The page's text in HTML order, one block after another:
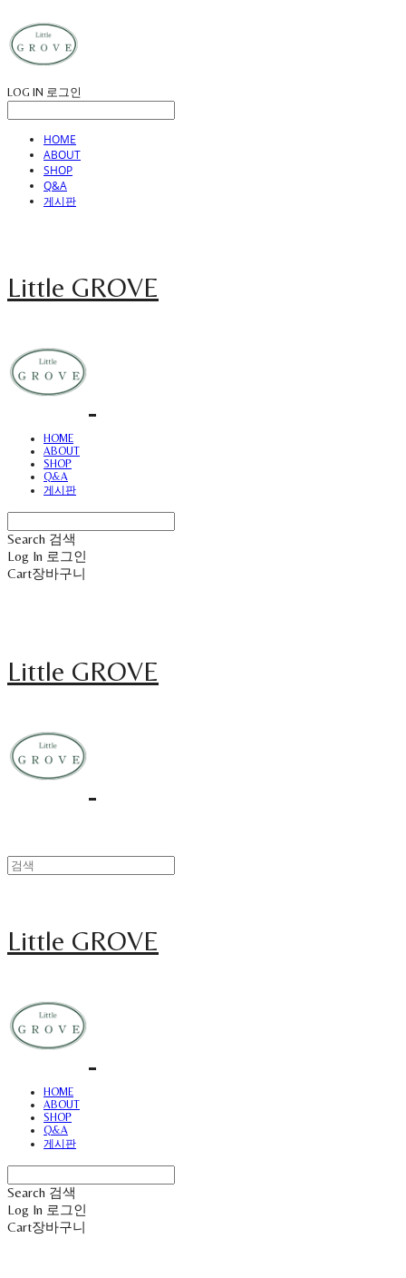
LOG IN 로그인
HOME
ABOUT
SHOP
Q&A
게시판
Little GROVE
HOME
ABOUT
SHOP
Q&A
게시판
Search 검색
Log In 로그인
Cart장바구니
Little GROVE
Little GROVE
HOME
ABOUT
SHOP
Q&A
게시판
Search 검색
Log In 로그인
Cart장바구니